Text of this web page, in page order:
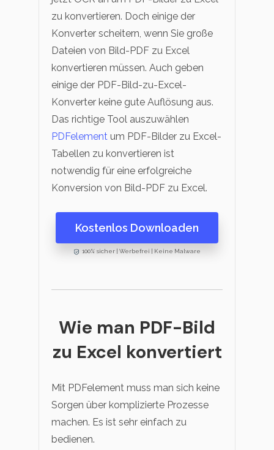
zu konvertieren. Doch einige der
Konverter scheitern, wenn Sie große
Dateien von Bild-PDF zu Excel
konvertieren müssen. Auch geben
einige der PDF-Bild-zu-Excel-
Konverter keine gute Auflösung aus.
Das richtige Tool auszuwählen
PDFelement um PDF-Bilder zu Excel-
Tabellen zu konvertieren ist
notwendig für eine erfolgreiche
Konversion von Bild-PDF zu Excel.
Kostenlos Downloaden
100% sicher | Werbefrei | Keine Malware
Wie man PDF-Bild
zu Excel konvertiert
Mit PDFelement muss man sich keine
Sorgen über komplizierte Prozesse
machen. Es ist sehr einfach zu
bedienen.